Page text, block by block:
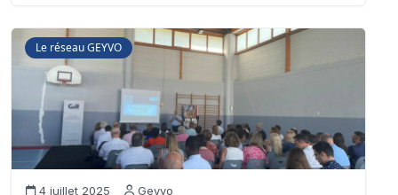
Le réseau GEYVO
4 juillet 2025 Geyvo